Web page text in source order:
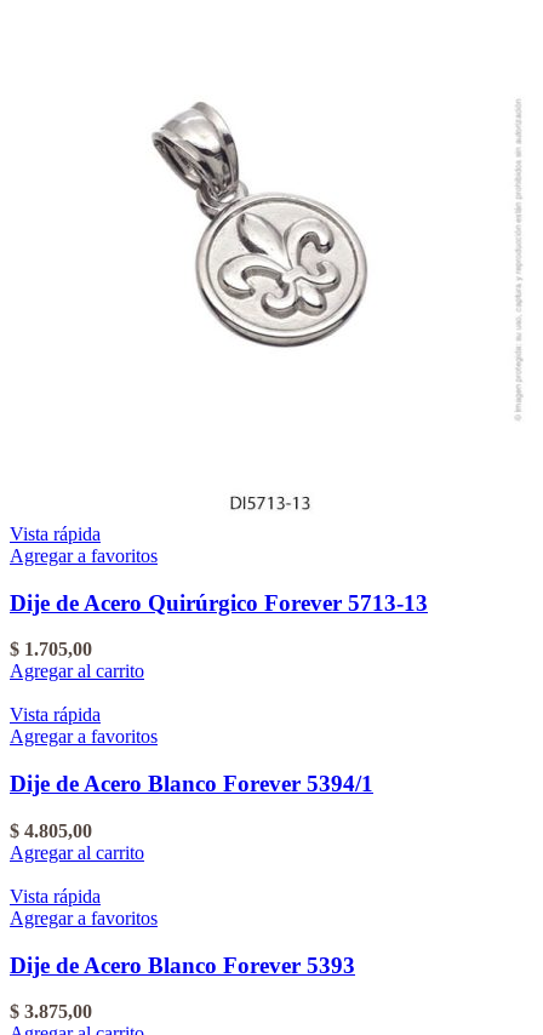
Vista rápida
Agregar a favoritos
Dije de Acero Quirúrgico Forever 5713-13
$ 1.705,00
Agregar al carrito
Vista rápida
Agregar a favoritos
Dije de Acero Blanco Forever 5394/1
$ 4.805,00
Agregar al carrito
Vista rápida
Agregar a favoritos
Dije de Acero Blanco Forever 5393
$ 3.875,00